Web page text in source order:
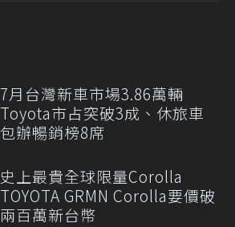
7月台灣新車市場3.86萬輛
Toyota市占突破3成、休旅車
包辦暢銷榜8席
史上最貴全球限量Corolla
TOYOTA GRMN Corolla要價破
兩百萬新台幣